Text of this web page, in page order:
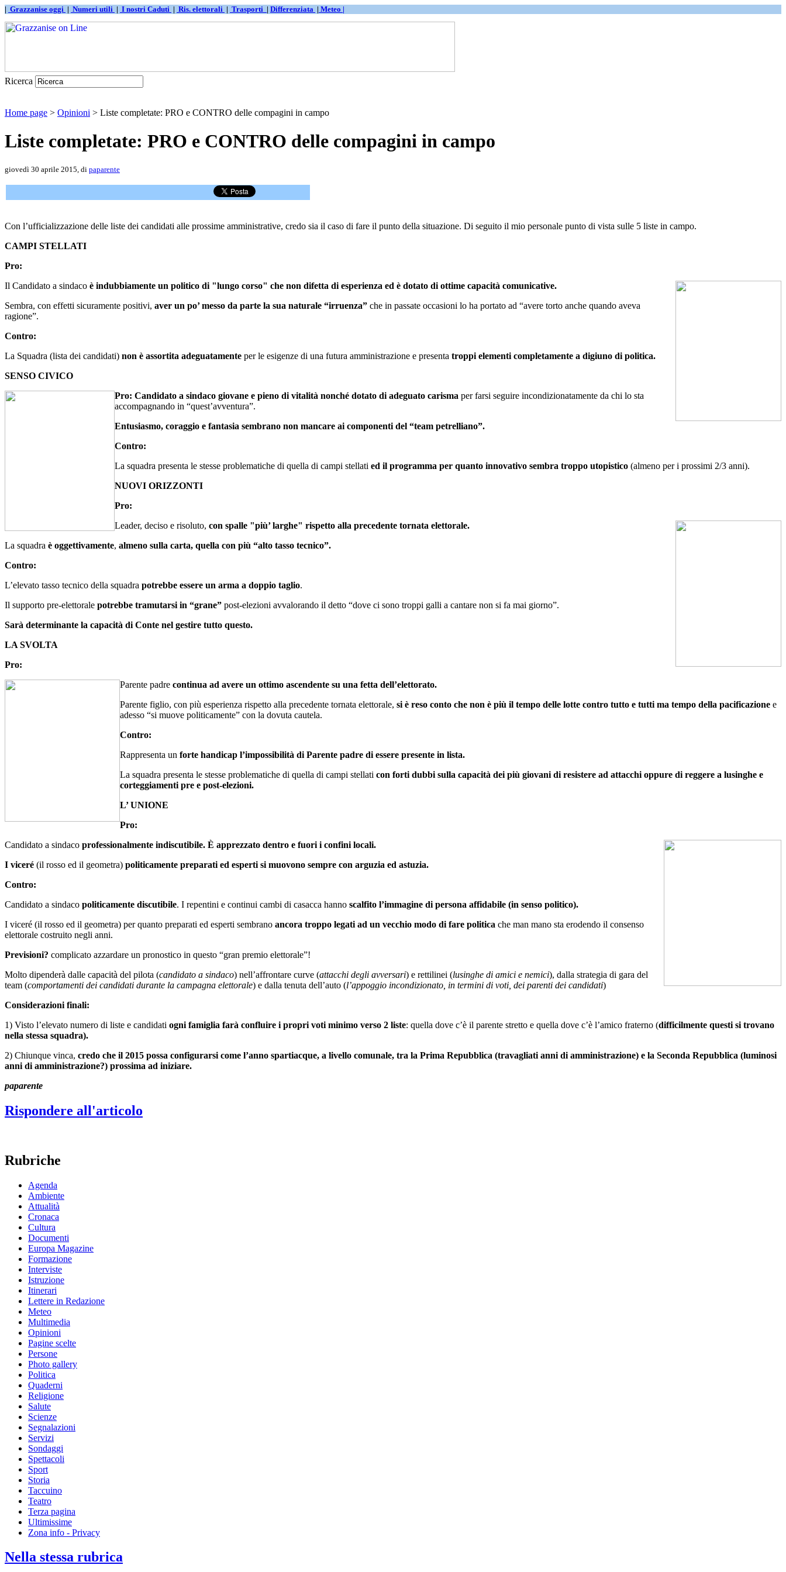
| Grazzanise oggi | Numeri utili | I nostri Caduti | Ris. elettorali | Trasporti | Differenziata | Meteo |
Ricerca
Home page > Opinioni > Liste completate: PRO e CONTRO delle compagini in campo
Liste completate: PRO e CONTRO delle compagini in campo
giovedì 30 aprile 2015, di paparente
Con l’ufficializzazione delle liste dei candidati alle prossime amministrative, credo sia il caso di fare il punto della situazione. Di seguito il mio personale punto di vista sulle 5 liste in campo.
CAMPI STELLATI
Pro:
Il Candidato a sindaco è indubbiamente un politico di "lungo corso" che non difetta di esperienza ed è dotato di ottime capacità comunicative.
Sembra, con effetti sicuramente positivi, aver un po’ messo da parte la sua naturale “irruenza” che in passate occasioni lo ha portato ad “avere torto anche quando aveva
ragione”.
Contro:
La Squadra (lista dei candidati) non è assortita adeguatamente per le esigenze di una futura amministrazione e presenta troppi elementi completamente a digiuno di politica.
SENSO CIVICO
Pro: Candidato a sindaco giovane e pieno di vitalità nonché dotato di adeguato carisma per farsi seguire incondizionatamente da chi lo sta
accompagnando in “quest’avventura”.
Entusiasmo, coraggio e fantasia sembrano non mancare ai componenti del “team petrelliano”.
Contro:
La squadra presenta le stesse problematiche di quella di campi stellati ed il programma per quanto innovativo sembra troppo utopistico (almeno per i prossimi 2/3 anni).
NUOVI ORIZZONTI
Pro:
Leader, deciso e risoluto, con spalle "più’ larghe" rispetto alla precedente tornata elettorale.
La squadra è oggettivamente, almeno sulla carta, quella con più “alto tasso tecnico”.
Contro:
L’elevato tasso tecnico della squadra potrebbe essere un arma a doppio taglio.
Il supporto pre-elettorale potrebbe tramutarsi in “grane” post-elezioni avvalorando il detto “dove ci sono troppi galli a cantare non si fa mai giorno”.
Sarà determinante la capacità di Conte nel gestire tutto questo.
LA SVOLTA
Pro:
Parente padre continua ad avere un ottimo ascendente su una fetta dell’elettorato.
Parente figlio, con più esperienza rispetto alla precedente tornata elettorale, si è reso conto che non è più il tempo delle lotte contro tutto e tutti ma tempo della pacificazione e
adesso “si muove politicamente” con la dovuta cautela.
Contro:
Rappresenta un forte handicap l’impossibilità di Parente padre di essere presente in lista.
La squadra presenta le stesse problematiche di quella di campi stellati con forti dubbi sulla capacità dei più giovani di resistere ad attacchi oppure di reggere a lusinghe e
corteggiamenti pre e post-elezioni.
L’ UNIONE
Pro:
Candidato a sindaco professionalmente indiscutibile. È apprezzato dentro e fuori i confini locali.
I viceré (il rosso ed il geometra) politicamente preparati ed esperti si muovono sempre con arguzia ed astuzia.
Contro:
Candidato a sindaco politicamente discutibile. I repentini e continui cambi di casacca hanno scalfito l’immagine di persona affidabile (in senso politico).
I viceré (il rosso ed il geometra) per quanto preparati ed esperti sembrano ancora troppo legati ad un vecchio modo di fare politica che man mano sta erodendo il consenso
elettorale costruito negli anni.
Previsioni? complicato azzardare un pronostico in questo “gran premio elettorale”!
Molto dipenderà dalle capacità del pilota (candidato a sindaco) nell’affrontare curve (attacchi degli avversari) e rettilinei (lusinghe di amici e nemici), dalla strategia di gara del
team (comportamenti dei candidati durante la campagna elettorale) e dalla tenuta dell’auto (l’appoggio incondizionato, in termini di voti, dei parenti dei candidati)
Considerazioni finali:
1) Visto l’elevato numero di liste e candidati ogni famiglia farà confluire i propri voti minimo verso 2 liste: quella dove c’è il parente stretto e quella dove c’è l’amico fraterno (difficilmente questi si trovano
nella stessa squadra).
2) Chiunque vinca, credo che il 2015 possa configurarsi come l’anno spartiacque, a livello comunale, tra la Prima Repubblica (travagliati anni di amministrazione) e la Seconda Repubblica (luminosi
anni di amministrazione?) prossima ad iniziare.
paparente
Rispondere all'articolo
Rubriche
Agenda
Ambiente
Attualità
Cronaca
Cultura
Documenti
Europa Magazine
Formazione
Interviste
Istruzione
Itinerari
Lettere in Redazione
Meteo
Multimedia
Opinioni
Pagine scelte
Persone
Photo gallery
Politica
Quaderni
Religione
Salute
Scienze
Segnalazioni
Servizi
Sondaggi
Spettacoli
Sport
Storia
Taccuino
Teatro
Terza pagina
Ultimissime
Zona info - Privacy
Nella stessa rubrica